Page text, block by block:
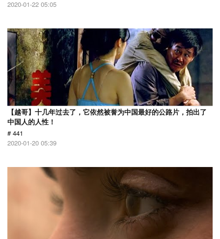
2020-01-22 05:05
【越哥】十几年过去了，它依然被誉为中国最好的公路片，拍出了
中国人的人性！
# 441
2020-01-20 05:39